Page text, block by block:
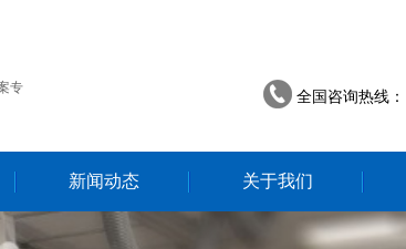
专
全国咨询热线：
新闻动态
行业新闻
关于我们